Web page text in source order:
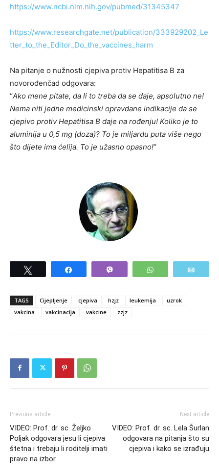
https://www.ncbi.nlm.nih.gov/pubmed/31345347
https://www.researchgate.net/publication/333929202_Le
tter_to_the_Editor_Do_the_vaccines_harm
Na pitanje o nužnosti cjepiva protiv Hepatitisa B za
novorođenčad odgovara:
“Ako mene pitate, da li to treba da se daje, apsolutno ne!
Nema niti jedne medicinski opravdane indikacije da se
cjepivo protiv Hepatitisa B daje na rođenju! Koliko je to
aluminija u 0,5 mg (doza)? To je miljardu puta više nego
što dijete ima ćelija. To je užasno opasno!“
WhatsApp
TAGS Cijepljenje cjepiva hzjz leukemija
uzrok
vakcina
vakcinacija vakcine zzjz
Previous article
VIDEO: Prof. dr. sc. Željko
Poljak odgovara jesu li cjepiva
štetna i trebaju li roditelji imati
pravo na izbor
Next article
VIDEO: Prof. dr. sc. Lela Šurlan
odgovara na pitanja što su
cjepiva i kako se izrađuju